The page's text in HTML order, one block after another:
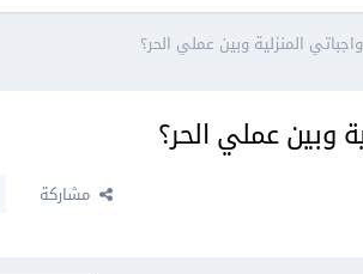
المنزلية وبين عملي الحر؟
وبين عملي الحر؟
مشاركة